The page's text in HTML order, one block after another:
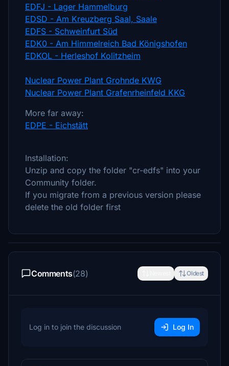
EDFJ - Lager Hammelburg
EDSD - Am Kreuzberg Saal, Saale
EDFS - Schweinfurt Süd
EDK0 - Am Himmelreich Bad Königshofen
EDKOL - Herleshof Kolitzheim
Nuclear Power Plant Grohnde KWG
Nuclear Power Plant Grafenrheinfeld KKG
More far away:
EDPE - Eichstätt
Installation:
Unzip and copy the folder "cr-edfs" into your
Community folder.
If you migrate from a previous version please
delete the old folder first
Comments(28) Oldest
Log in to join the discussion Log In